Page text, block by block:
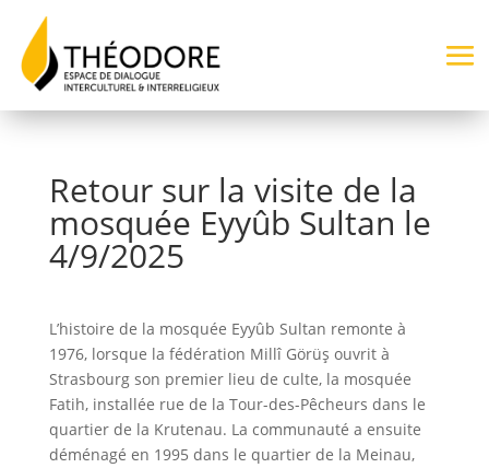
Retour sur la visite de la
mosquée Eyyûb Sultan le
4/9/2025
L’histoire de la mosquée Eyyûb Sultan remonte à
1976, lorsque la fédération Millî Görüş ouvrit à
Strasbourg son premier lieu de culte, la mosquée
Fatih, installée rue de la Tour-des-Pêcheurs dans le
quartier de la Krutenau. La communauté a ensuite
déménagé en 1995 dans le quartier de la Meinau,